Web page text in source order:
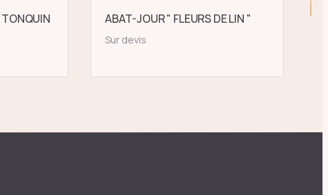
ABAT-JOUR " FLEURS DE LIN "
Sur devis